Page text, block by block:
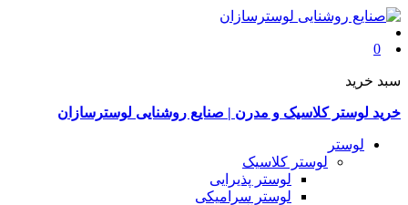
0
سبد خرید
خرید لوستر کلاسیک و مدرن | صنایع روشنایی لوسترسازان
لوستر
لوستر کلاسیک
لوستر پذیرایی
لوستر سرامیکی